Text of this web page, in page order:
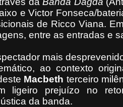
e Victor Fonseca/
de Ricco Viana.
entre as entradas e
mais
ao contexto
Macbeth terceiro
ligeiro prejuízo no
da banda.